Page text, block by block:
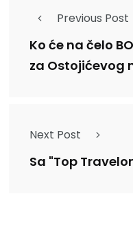
Previous Post
Ko će na čelo
za Ostojićevog
Next Post
Sa "Top